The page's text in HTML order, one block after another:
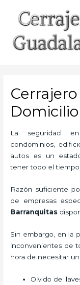
contenido
La seguridad
condominios,
autos es un
tener todo el tiempo
Razón suficiente
de empresas
Barranquitas
Sin embargo, en la
inconvenientes de
hora de necesitar un
Olvido de